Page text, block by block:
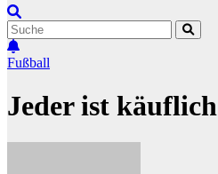
Fußball
Jeder ist käuflich